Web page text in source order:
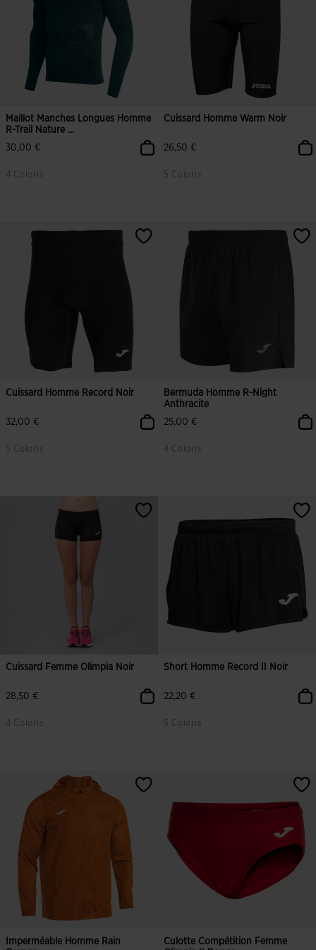
Maillot Manches Longues Homme
R-Trail Nature ...
30,00 €
4 Coloris
4,2 sur 5 Évaluation du client
Cuissard Homme Warm Noir
26,50 €
5 Coloris
5 sur 5 Évaluation du client
Cuissard Homme Record Noir
32,00 €
5 Coloris
Bermuda Homme R-Night
Anthracite
25,00 €
4 Coloris
Cuissard Femme Olimpia Noir
28,50 €
4 Coloris
3,2 sur 5 Évaluation du client
Short Homme Record II Noir
22,20 €
5 Coloris
Imperméable Homme Rain
Culotte Compétition Femme